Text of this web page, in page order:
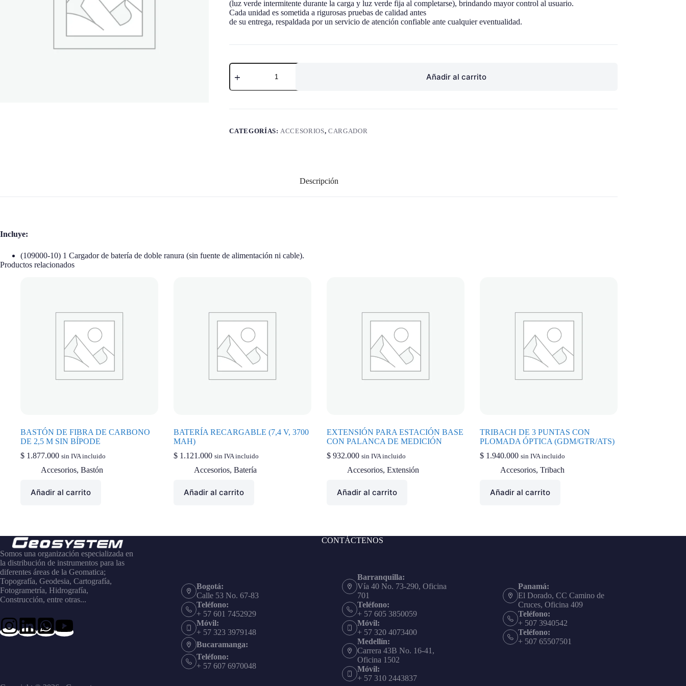
(luzverde intermitente durante la carga y luzverde fija alcompletarse),brindando mayor control alusuario.
Cadaunidad essometida arigurosas pruebas decalidad antes
desu entrega,respaldada porunservicio deatención confiable antecualquier eventualidad.
CARGADOR
DE
DE
RANURA
INCLUYE
FUENTE
cantidad
Añadir al carrito
CATEGORÍAS:ACCESORIOS, CARGADOR
Descripción
Incluye:
(109000-10) 1 Cargador de batería de doble ranura (sin fuente de alimentación ni cable).
Productos relacionados
BASTÓN DE FIBRA DE CARBONO
DE 2,5 M SIN BÍPODE
$ 1.877.000 sin IVA incluido
Accesorios, Bastón
Añadir al carrito
BATERÍA RECARGABLE (7,4 V, 3700
MAH)
$1.121.000 sin IVA incluido
Accesorios, Batería
Añadir al carrito
EXTENSIÓN PARA ESTACIÓN BASE
CON PALANCA DE MEDICIÓN
$932.000 sin IVA incluido
Accesorios, Extensión
Añadir al carrito
TRIBACH DE 3 PUNTAS CON
PLOMADA ÓPTICA (GDM/GTR/ATS)
$1.940.000 sin IVA incluido
Accesorios, Tribach
Añadir al carrito
Somos una organización especializada en
la distribución de instrumentos para las
diferentes áreas de la Geomatica;
Topografía, Geodesia, Cartografía,
Fotogrametría, Hidrografía,
Construcción, entre otras...
Bogotá:
Calle 53 No. 67-83
Teléfono:
+ 57 601 7452929
Móvil:
+ 57 323 3979148
Bucaramanga:
Teléfono:
+ 57 607 6970048
CONTÁCTENOS
Barranquilla:
Vía 40 No. 73-290, Oficina
701
Teléfono:
+ 57 605 3850059
Móvil:
+ 57 320 4073400
Medellín:
Carrera 43B No. 16-41,
Oficina 1502
Móvil:
+ 57 310 2443837
Panamá:
El Dorado, CC Camino de
Cruces, Oficina 409
Teléfono:
+ 507 3940542
Teléfono:
+ 507 65507501